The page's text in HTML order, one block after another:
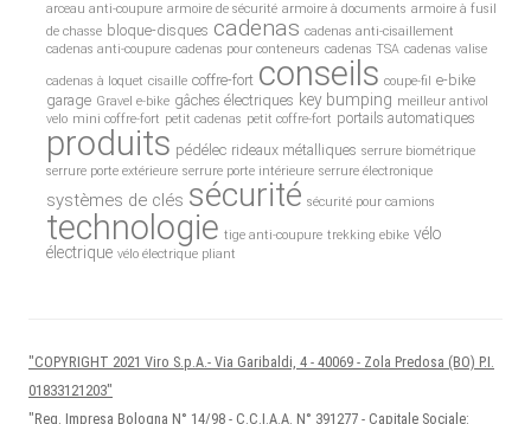
arceau anti-coupure armoire de sécurité armoire à documents armoire à fusil
de chasse bloque-disques cadenas cadenas anti-cisaillement
cadenas anti-coupure cadenas pour conteneurs cadenas TSA cadenas valise
cadenas à loquet cisaille coffre-fort conseils coupe-fil e-bike
garage Gravel e-bike gâches électriques key bumping meilleur antivol
velo mini coffre-fort petit cadenas petit coffre-fort portails automatiques
produits pédélec rideaux métalliques serrure biométrique
serrure porte extérieure serrure porte intérieure serrure électronique
systèmes de clés sécurité sécurité pour camions
technologie tige anti-coupure trekking ebike vélo
électrique vélo électrique pliant
"COPYRIGHT 2021 Viro S.p.A.- Via Garibaldi, 4 - 40069 - Zola Predosa (BO) P.I.
01833121203"
"Reg. Impresa Bologna N° 14/98 - C.C.I.A.A. N° 391277 - Capitale Sociale: